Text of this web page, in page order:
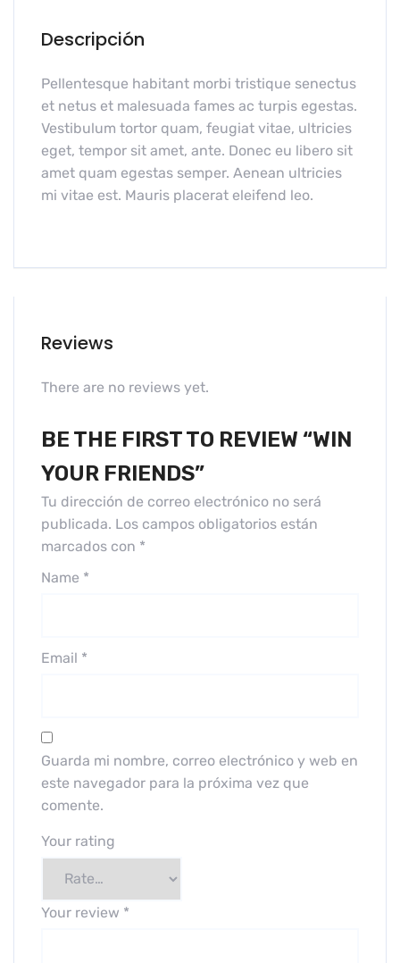
Descripción
Pellentesque habitant morbi tristique senectus
et netus et malesuada fames ac turpis egestas.
Vestibulum tortor quam, feugiat vitae, ultricies
eget, tempor sit amet, ante. Donec eu libero sit
amet quam egestas semper. Aenean ultricies
mi vitae est. Mauris placerat eleifend leo.
Reviews
There are no reviews yet.
BE THE FIRST TO REVIEW “WIN
YOUR FRIENDS”
Tu dirección de correo electrónico no será
publicada. Los campos obligatorios están
marcados con *
Name *
Email *
Guarda mi nombre, correo electrónico y web en
este navegador para la próxima vez que
comente.
Your rating
Your review *